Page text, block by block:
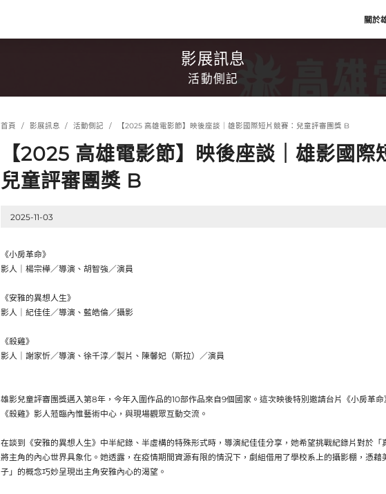
關於
影展訊息
活動側記
首頁 影展訊息 活動側記 【2025 高雄電影節】映後座談｜雄影國際短片競賽：兒童評審團獎 B
【2025 高雄電影節】映後座談｜雄影國際
兒童評審團獎 B
2025-11-03
《小房革命》
影人｜楊宗樺／導演、胡智強／演員
《安雅的異想人生》
影人｜紀佳佳／導演、藍皓倫／攝影
《殺雞》
影人｜謝家忻／導演、徐千淳／製片、陳馨妃（斯拉）／演員
雄影兒童評審團獎邁入第8年，今年入圍作品的10部作品來自9個國家。這次映後特別邀請台片《小房革命
《殺雞》影人蒞臨內惟藝術中心，與現場觀眾互動交流。
在談到《安雅的異想人生》中半紀錄、半虛構的特殊形式時，導演紀佳佳分享，她希望挑戰紀錄片對於「
將主角的內心世界具象化。她透露，在疫情期間資源有限的情況下，劇組借用了學校系上的攝影棚，憑藉
子」的概念巧妙呈現出主角安雅內心的渴望。